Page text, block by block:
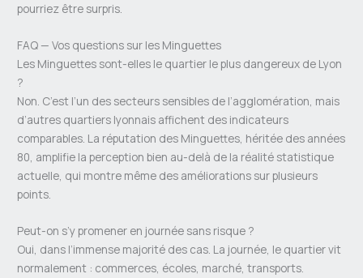
pourriez être surpris.
FAQ — Vos questions sur les Minguettes
Les Minguettes sont-elles le quartier le plus dangereux de Lyon
?
Non. C’est l’un des secteurs sensibles de l’agglomération, mais
d’autres quartiers lyonnais affichent des indicateurs
comparables. La réputation des Minguettes, héritée des années
80, amplifie la perception bien au-delà de la réalité statistique
actuelle, qui montre même des améliorations sur plusieurs
points.
Peut-on s’y promener en journée sans risque ?
Oui, dans l’immense majorité des cas. La journée, le quartier vit
normalement : commerces, écoles, marché, transports.